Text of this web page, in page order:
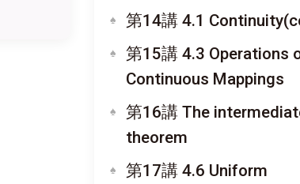
第14講 4.1
第15講 4.3 Operations
Continuous Mappings
第16講 The
theorem
第17講 4.6 Uniform